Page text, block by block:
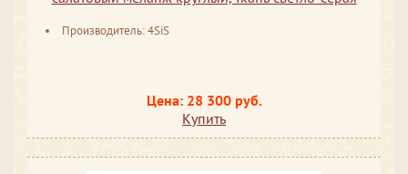
Производитель: 4SiS
Цена: 28 300 руб.
Купить